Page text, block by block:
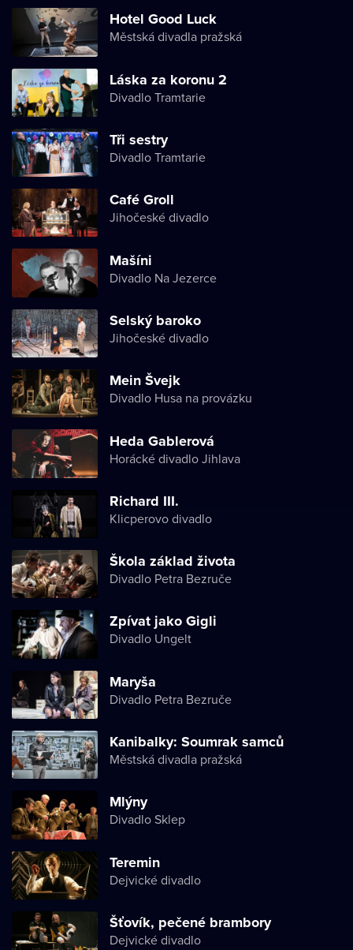
Hotel Good Luck
Městská divadla pražská
Láska za koronu 2
Divadlo Tramtarie
Tři sestry
Divadlo Tramtarie
Café Groll
Jihočeské divadlo
Mašíni
Divadlo Na Jezerce
Selský baroko
Jihočeské divadlo
Mein Švejk
Divadlo Husa na provázku
Heda Gablerová
Horácké divadlo Jihlava
Richard III.
Klicperovo divadlo
Škola základ života
Divadlo Petra Bezruče
Zpívat jako Gigli
Divadlo Ungelt
Maryša
Divadlo Petra Bezruče
Kanibalky: Soumrak samců
Městská divadla pražská
Mlýny
Divadlo Sklep
Teremin
Dejvické divadlo
Šťovík, pečené brambory
Dejvické divadlo